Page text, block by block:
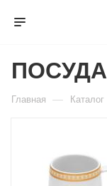
ПОСУДА
Главная — Каталог